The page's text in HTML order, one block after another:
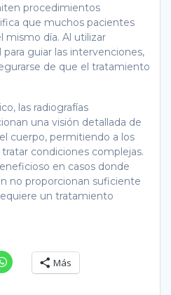
procedimientos
que muchos pacientes
mismo día. Al utilizar
guiar las intervenciones,
de que el tratamiento
las radiografías
una visión detallada de
cuerpo, permitiendo a los
condiciones complejas.
en casos donde
no proporcionan suficiente
un tratamiento
Más